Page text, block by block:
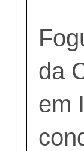
da
em